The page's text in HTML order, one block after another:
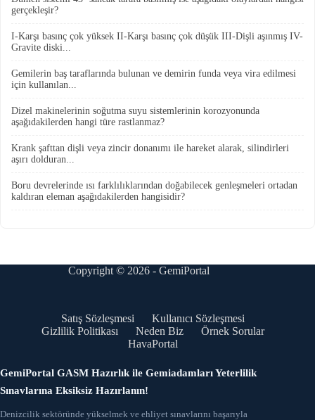
gerçekleşir?
I-Karşı basınç çok yüksek II-Karşı basınç çok düşük III-Dişli aşınmış IV-
Gravite diski...
Gemilerin baş taraflarında bulunan ve demirin funda veya vira edilmesi
için kullanılan...
Dizel makinelerinin soğutma suyu sistemlerinin korozyonunda
aşağıdakilerden hangi türe rastlanmaz?
Krank şafttan dişli veya zincir donanımı ile hareket alarak, silindirleri
aşırı dolduran...
Boru devrelerinde ısı farklılıklarından doğabilecek genleşmeleri ortadan
kaldıran eleman aşağıdakilerden hangisidir?
Copyright © 2026 - GemiPortal
Satış Sözleşmesi
Kullanıcı Sözleşmesi
Gizlilik Politikası
Neden Biz
Örnek Sorular
HavaPortal
GemiPortal GASM Hazırlık ile Gemiadamları Yeterlilik
Sınavlarına Eksiksiz Hazırlanın!
Denizcilik sektöründe yükselmek ve ehliyet sınavlarını başarıyla